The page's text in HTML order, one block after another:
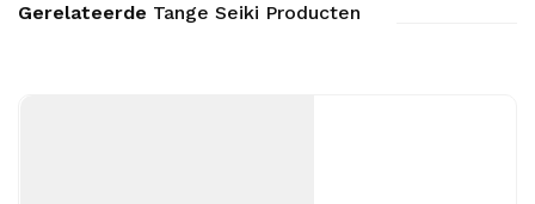
Gerelateerde Tange Seiki Producten